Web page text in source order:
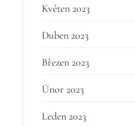
Květen 2023
Duben 2023
Březen 2023
Únor 2023
Leden 2023